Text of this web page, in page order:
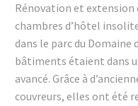
Rénovation et extension
chambres d’hôtel
dans le parc du Domaine
bâtiments étaient dans
avancé. Grâce à
couvreurs, elles ont été